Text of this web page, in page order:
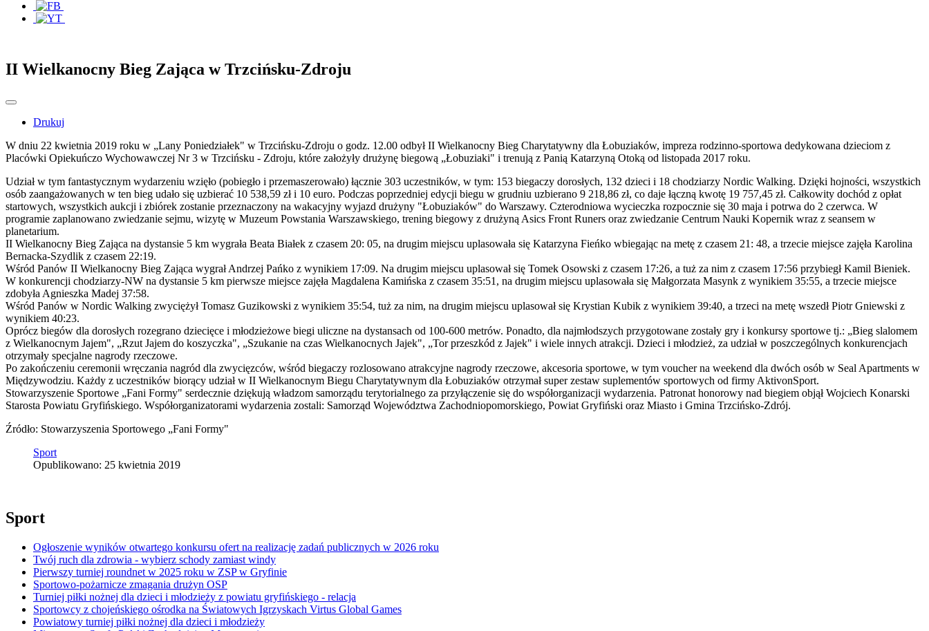
II Wielkanocny Bieg Zająca w Trzcińsku-Zdroju
Drukuj
W dniu 22 kwietnia 2019 roku w „Lany Poniedziałek" w Trzcińsku-Zdroju o godz. 12.00 odbył II Wielkanocny Bieg Charytatywny dla Łobuziaków, impreza rodzinno-sportowa dedykowana dzieciom z
Placówki Opiekuńczo Wychowawczej Nr 3 w Trzcińsku - Zdroju, które założyły drużynę biegową „Łobuziaki" i trenują z Panią Katarzyną Otoką od listopada 2017 roku.
Udział w tym fantastycznym wydarzeniu wzięło (pobiegło i przemaszerowało) łącznie 303 uczestników, w tym: 153 biegaczy dorosłych, 132 dzieci i 18 chodziarzy Nordic Walking. Dzięki hojności, wszystkich
osób zaangażowanych w ten bieg udało się uzbierać 10 538,59 zł i 10 euro. Podczas poprzedniej edycji biegu w grudniu uzbierano 9 218,86 zł, co daje łączną kwotę 19 757,45 zł. Całkowity dochód z opłat
startowych, wszystkich aukcji i zbiórek zostanie przeznaczony na wakacyjny wyjazd drużyny "Łobuziaków" do Warszawy. Czterodniowa wycieczka rozpocznie się 30 maja i potrwa do 2 czerwca. W
programie zaplanowano zwiedzanie sejmu, wizytę w Muzeum Powstania Warszawskiego, trening biegowy z drużyną Asics Front Runers oraz zwiedzanie Centrum Nauki Kopernik wraz z seansem w
planetarium.
II Wielkanocny Bieg Zająca na dystansie 5 km wygrała Beata Białek z czasem 20: 05, na drugim miejscu uplasowała się Katarzyna Fieńko wbiegając na metę z czasem 21: 48, a trzecie miejsce zajęła Karolina
Bernacka-Szydlik z czasem 22:19.
Wśród Panów II Wielkanocny Bieg Zająca wygrał Andrzej Pańko z wynikiem 17:09. Na drugim miejscu uplasował się Tomek Osowski z czasem 17:26, a tuż za nim z czasem 17:56 przybiegł Kamil Bieniek.
W konkurencji chodziarzy-NW na dystansie 5 km pierwsze miejsce zajęła Magdalena Kamińska z czasem 35:51, na drugim miejscu uplasowała się Małgorzata Masynk z wynikiem 35:55, a trzecie miejsce
zdobyła Agnieszka Madej 37:58.
Wśród Panów w Nordic Walking zwyciężył Tomasz Guzikowski z wynikiem 35:54, tuż za nim, na drugim miejscu uplasował się Krystian Kubik z wynikiem 39:40, a trzeci na metę wszedł Piotr Gniewski z
wynikiem 40:23.
Oprócz biegów dla dorosłych rozegrano dziecięce i młodzieżowe biegi uliczne na dystansach od 100-600 metrów. Ponadto, dla najmłodszych przygotowane zostały gry i konkursy sportowe tj.: „Bieg slalomem
z Wielkanocnym Jajem", „Rzut Jajem do koszyczka", „Szukanie na czas Wielkanocnych Jajek", „Tor przeszkód z Jajek" i wiele innych atrakcji. Dzieci i młodzież, za udział w poszczególnych konkurencjach
otrzymały specjalne nagrody rzeczowe.
Po zakończeniu ceremonii wręczania nagród dla zwycięzców, wśród biegaczy rozlosowano atrakcyjne nagrody rzeczowe, akcesoria sportowe, w tym voucher na weekend dla dwóch osób w Seal Apartments w
Międzywodziu. Każdy z uczestników biorący udział w II Wielkanocnym Biegu Charytatywnym dla Łobuziaków otrzymał super zestaw suplementów sportowych od firmy AktivonSport.
Stowarzyszenie Sportowe „Fani Formy" serdecznie dziękują władzom samorządu terytorialnego za przyłączenie się do współorganizacji wydarzenia. Patronat honorowy nad biegiem objął Wojciech Konarski
Starosta Powiatu Gryfińskiego. Współorganizatorami wydarzenia zostali: Samorząd Województwa Zachodniopomorskiego, Powiat Gryfiński oraz Miasto i Gmina Trzcińsko-Zdrój.
Źródło: Stowarzyszenia Sportowego „Fani Formy"
Sport
Opublikowano: 25 kwietnia 2019
Sport
Ogłoszenie wyników otwartego konkursu ofert na realizację zadań publicznych w 2026 roku
Twój ruch dla zdrowia - wybierz schody zamiast windy
Pierwszy turniej roundnet w 2025 roku w ZSP w Gryfinie
Sportowo-pożarnicze zmagania drużyn OSP
Turniej piłki nożnej dla dzieci i młodzieży z powiatu gryfińskiego - relacja
Sportowcy z chojeńskiego ośrodka na Światowych Igrzyskach Virtus Global Games
Powiatowy turniej piłki nożnej dla dzieci i młodzieży